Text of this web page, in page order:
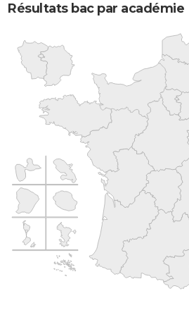
Résultats bac par académie